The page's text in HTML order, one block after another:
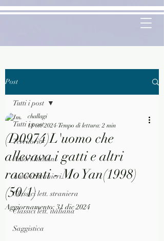
Post
Tutti i post
Territorio
Autori Italiani
Autori Stranieri
Classici lett. straniera
Classici lett. italiana
Saggistica
Tutti i post
(D0974)L'uomo che
allevava i gatti e altri
racconti - Mo Yan(1998)
(50/1)
challagi
18 ott 2024 Tempo di lettura: 2 min
Aggiornamento:31 dic 2024